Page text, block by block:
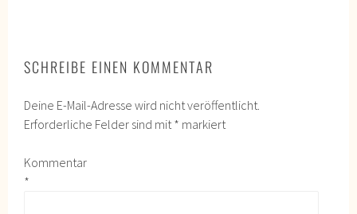
SCHREIBE EINEN KOMMENTAR
Deine E-Mail-Adresse wird nicht veröffentlicht.
Erforderliche Felder sind mit* markiert
Kommentar
*